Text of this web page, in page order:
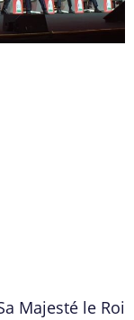
Majesté le Roi